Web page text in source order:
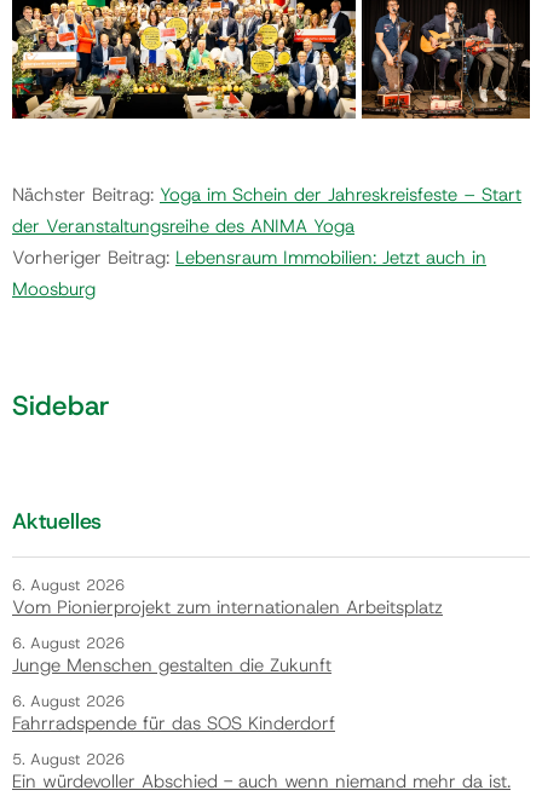
Nächster Beitrag: Yoga im Schein der Jahreskreisfeste – Start
der Veranstaltungsreihe des ANIMA Yoga
Vorheriger Beitrag: Lebensraum Immobilien: Jetzt auch in
Moosburg
Sidebar
Aktuelles
6. August 2026
Vom Pionierprojekt zum internationalen Arbeitsplatz
6. August 2026
Junge Menschen gestalten die Zukunft
6. August 2026
Fahrradspende für das SOS Kinderdorf
5. August 2026
Ein würdevoller Abschied - auch wenn niemand mehr da ist.